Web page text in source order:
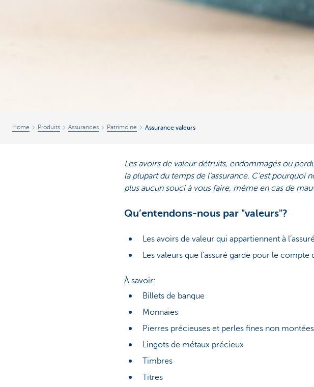
Home Produits Assurances Patrimoine Assurance valeurs
Les avoirs de valeur détruits, endommagés ou
la plupart du temps de l’assurance. C’est pourquoi
plus aucun souci à vous faire, même en cas de
Qu’entendons-nous par "valeurs"?
Les avoirs de valeur qui appartiennent à l’assuré
Les valeurs que l’assuré garde pour le compte
À savoir:
Billets de banque
Monnaies
Pierres précieuses et perles fines non montées
Lingots de métaux précieux
Timbres
Titres